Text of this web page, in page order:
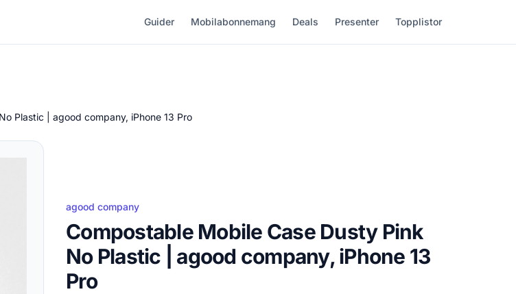
Guider Mobilabonnemang Deals Presenter Topplistor
Plastic | agood company, iPhone 13 Pro
agood company
Compostable Mobile Case Dusty Pink
No Plastic | agood company, iPhone 13
Pro